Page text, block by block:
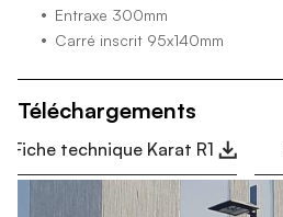
Entraxe 300mm
Carré inscrit 95x140mm
Téléchargements
Fiche technique Karat R1